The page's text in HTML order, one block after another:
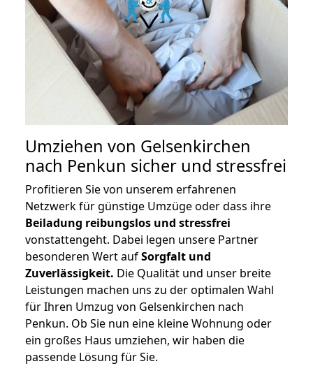
Umziehen von Gelsenkirchen
nach Penkun sicher und stressfrei
Profitieren Sie von unserem erfahrenen
Netzwerk für günstige Umzüge oder dass ihre
Beiladung reibungslos und stressfrei
vonstattengeht. Dabei legen unsere Partner
besonderen Wert aufSorgfalt und
Zuverlässigkeit. Die Qualität und unser breite
Leistungen machen uns zu der optimalen Wahl
für Ihren Umzug von Gelsenkirchen nach
Penkun. Ob Sie nun eine kleine Wohnung oder
ein großes Haus umziehen, wir haben die
passende Lösung für Sie.